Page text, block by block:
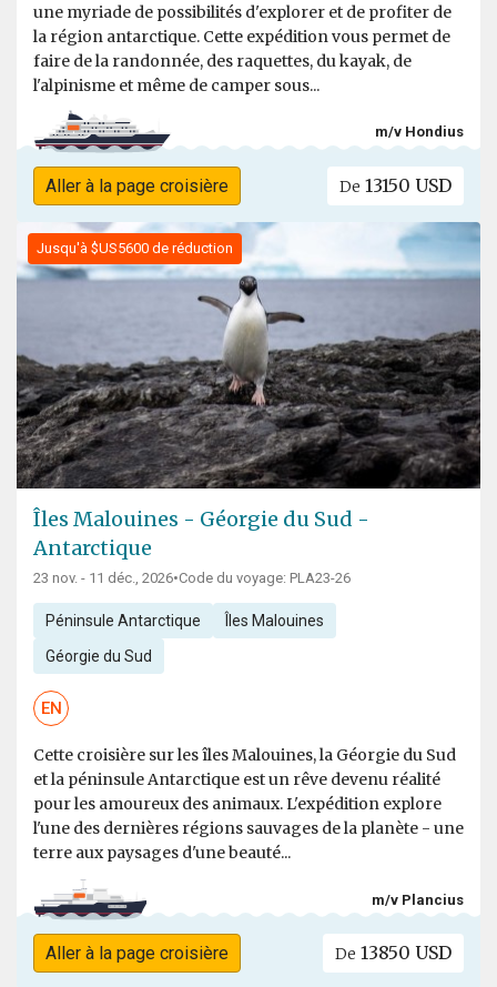
une myriade de possibilités d'explorer et de profiter de
la région antarctique. Cette expédition vous permet de
faire de la randonnée, des raquettes, du kayak, de
l'alpinisme et même de camper sous...
m/v Hondius
Aller à la page croisière De 13150 USD
Jusqu'à $US5600 de réduction
Îles Malouines - Géorgie du Sud -
Antarctique
23 nov. - 11 déc., 2026•Code du voyage: PLA23-26
Péninsule Antarctique Îles Malouines
Géorgie du Sud
EN
Cette croisière sur les îles Malouines, la Géorgie du Sud
et la péninsule Antarctique est un rêve devenu réalité
pour les amoureux des animaux. L'expédition explore
l'une des dernières régions sauvages de la planète - une
terre aux paysages d'une beauté...
m/v Plancius
Aller à la page croisière De 13850 USD